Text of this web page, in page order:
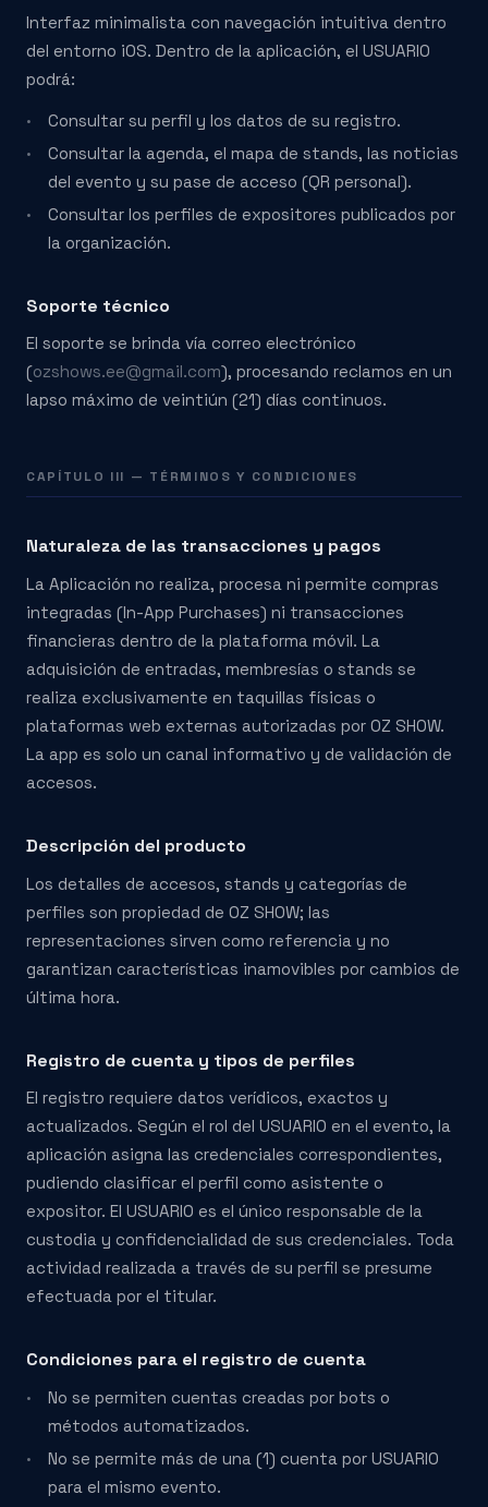
Interfaz minimalista con navegación intuitiva dentro
del entorno iOS. Dentro de la aplicación, el USUARIO
podrá:
Consultar su perfil y los datos de su registro.
Consultar la agenda, el mapa de stands, las noticias
del evento y su pase de acceso (QR personal).
Consultar los perfiles de expositores publicados por
la organización.
Soporte técnico
El soporte se brinda vía correo electrónico
(ozshows.ee@gmail.com), procesando reclamos en un
lapso máximo de veintiún (21) días continuos.
CAPÍTULO III — TÉRMINOS Y CONDICIONES
Naturaleza de las transacciones y pagos
La Aplicación no realiza, procesa ni permite compras
integradas (In-App Purchases) ni transacciones
financieras dentro de la plataforma móvil. La
adquisición de entradas, membresías o stands se
realiza exclusivamente en taquillas físicas o
plataformas web externas autorizadas por OZ SHOW.
La app es solo un canal informativo y de validación de
accesos.
Descripción del producto
Los detalles de accesos, stands y categorías de
perfiles son propiedad de OZ SHOW; las
representaciones sirven como referencia y no
garantizan características inamovibles por cambios de
última hora.
Registro de cuenta y tipos de perfiles
El registro requiere datos verídicos, exactos y
actualizados. Según el rol del USUARIO en el evento, la
aplicación asigna las credenciales correspondientes,
pudiendo clasificar el perfil como asistente o
expositor. El USUARIO es el único responsable de la
custodia y confidencialidad de sus credenciales. Toda
actividad realizada a través de su perfil se presume
efectuada por el titular.
Condiciones para el registro de cuenta
No se permiten cuentas creadas por bots o
métodos automatizados.
No se permite más de una (1) cuenta por USUARIO
para el mismo evento.